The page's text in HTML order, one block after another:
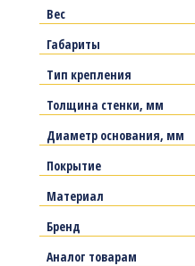
Вес
Габариты
Тип крепления
Толщина стенки, мм
Диаметр основания, мм
Покрытие
Материал
Бренд
Аналог товарам